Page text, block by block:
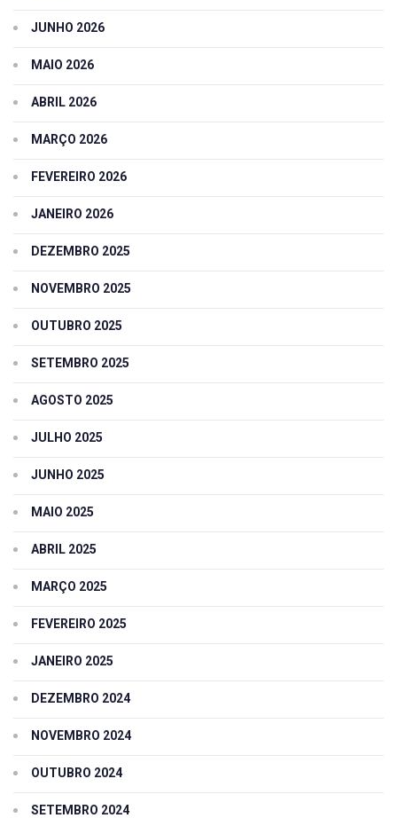
JUNHO 2026
MAIO 2026
ABRIL 2026
MARÇO 2026
FEVEREIRO 2026
JANEIRO 2026
DEZEMBRO 2025
NOVEMBRO 2025
OUTUBRO 2025
SETEMBRO 2025
AGOSTO 2025
JULHO 2025
JUNHO 2025
MAIO 2025
ABRIL 2025
MARÇO 2025
FEVEREIRO 2025
JANEIRO 2025
DEZEMBRO 2024
NOVEMBRO 2024
OUTUBRO 2024
SETEMBRO 2024